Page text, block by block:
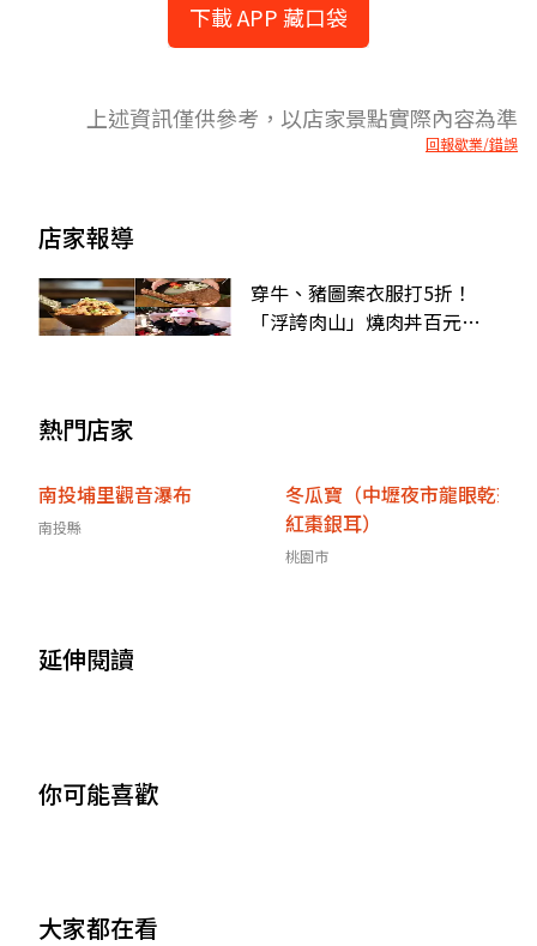
下載 APP 藏口袋
上述資訊僅供參考，以店家景點實際內容為準
回報歇業/錯誤
店家報導
穿牛、豬圖案衣服打5折！
「浮誇肉山」燒肉丼百元有
熱門店家
南投埔里觀音瀑布
南投縣
冬瓜寶（中壢夜市龍眼乾茶
紅棗銀耳）
桃園市
延伸閱讀
你可能喜歡
大家都在看